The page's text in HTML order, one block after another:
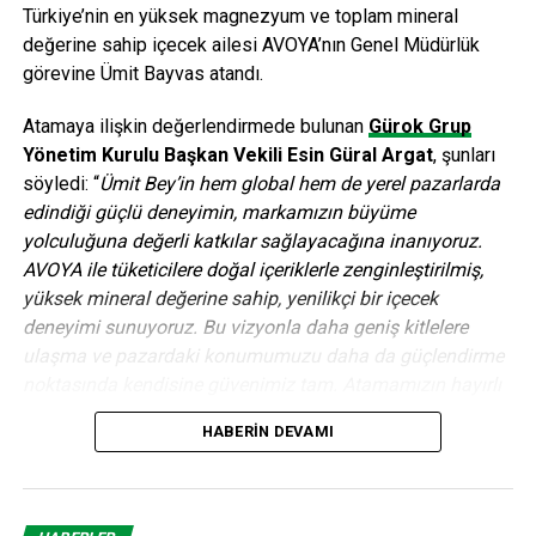
www.AIT.deadresinden ulaşabilirsiniz.
ANAHTAR KELIMELER:
AIT GOEHNER
E KIMLIK TANIMLAMA SISTEMLERI
GÖRSEL KONTROL
SONRAKI
“2013 Kadınlarla Güçlendirilmiş Yönetim Kurulu
Ödülü” Turcas Petrol’ün
ÖNCEKI
editor
Türkiye’nin en yüksek magnezyum ve toplam mineral
değerine sahip içecek ailesi AVOYA’nın Genel Müdürlük
görevine Ümit Bayvas atandı.
Atamaya ilişkin değerlendirmede bulunan Gürok Grup
Yönetim Kurulu Başkan Vekili Esin Güral Argat, şunları
söyledi: “Ümit Bey’in hem global hem de yerel pazarlarda
edindiği güçlü deneyimin, markamızın büyüme
yolculuğuna değerli katkılar sağlayacağına inanıyoruz.
AVOYA ile tüketicilere doğal içeriklerle zenginleştirilmiş,
yüksek mineral değerine sahip, yenilikçi bir içecek
deneyimi sunuyoruz. Bu vizyonla daha geniş kitlelere
ulaşma ve pazardaki konumumuzu daha da güçlendirme
ve uğurlu olmasını diliyoruz.”
düzey yönetici olarak görev alan Ümit Bayvas, 30 yılı aşkın
kariyeri boyunca farklı ülkelerde büyük ölçekli ticari ve
HABERIN DEVAMI